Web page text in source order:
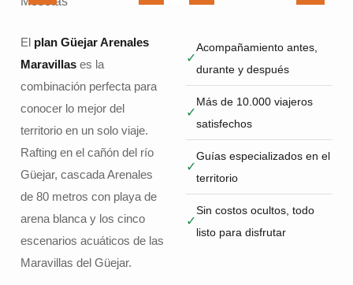
El plan Güejar Arenales
Maravillas es la
combinación perfecta para
conocer lo mejor del
territorio en un solo viaje.
Rafting en el cañón del río
Güejar, cascada Arenales
de 80 metros con playa de
arena blanca y los cinco
escenarios acuáticos de las
Maravillas del Güejar.
✓
Acompañamiento antes,
durante y después
✓
Más de 10.000 viajeros
satisfechos
✓
Guías especializados en el
territorio
✓
Sin costos ocultos, todo
listo para disfrutar